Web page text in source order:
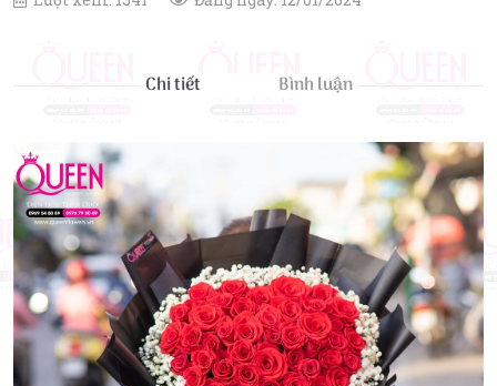
Chi tiết Bình luận